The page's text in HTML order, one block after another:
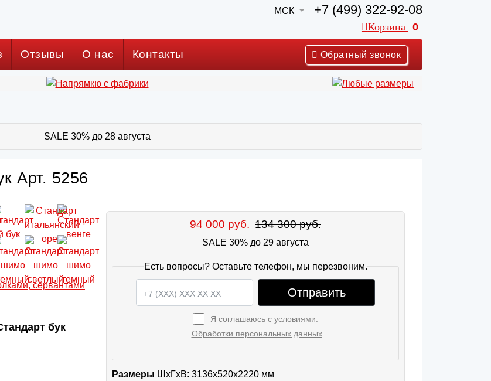
МСК +7 (499) 322-92-08
Корзина 0
Отзывы О нас Контакты Обратный звонок
SALE 30% до 28 августа
Арт. 5256
бук
94 000 руб. 134 300 руб.
SALE 30% до 29 августа
Есть вопросы? Оставьте телефон, мы перезвоним.
Отправить
Я соглашаюсь с условиями:
Обработки персональных данных
Размеры ШxГхВ: 3136x520x2220 мм